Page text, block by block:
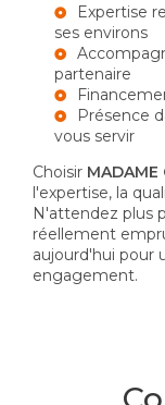
Expertise
ses environs
partenaire
Présence
vous servir
Choisir MADAME
l'expertise, la
N'attendez plus
réellement
aujourd'hui pour
engagement.